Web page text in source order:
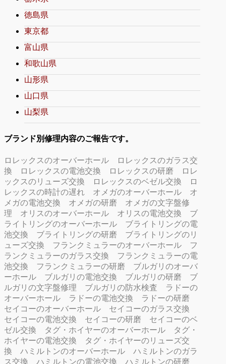
徳島県
東京都
富山県
和歌山県
山形県
山口県
山梨県
ブランド別修理内容のご報告です。
ロレックスのオーバーホール
ロレックスのガラス交
換
ロレックスの電池交換 ロレックスの研磨
ロレ
ックスのリューズ交換
ロレックスのベゼル交換
ロ
レックスの時計の遅れ
オメガのオーバーホール
オ
メガの電池交換
オメガの研磨
オメガの文字盤修
理
オリスのオーバーホール オリスの電池交換
ブ
ライトリングのオーバーホール
ブライトリングの電
池交換
ブライトリングの研磨
ブライトリングのリ
ューズ交換
フランクミュラーのオーバーホール
フ
ランクミュラーのガラス交換
フランクミュラーの電
池交換
フランクミュラーの研磨
ブルガリのオーバ
ーホール
ブルガリの電池交換 ブルガリの研磨
ブ
ルガリの文字盤修理
ブルガリの防水検査
ラドーの
オーバーホール
ラドーの電池交換
ラドーの研磨
セイコーのオーバーホール
セイコーのガラス交換
セイコーの電池交換
セイコーの研磨
セイコーのベ
ゼル交換
タグ・ホイヤーのオーバーホール
タグ・
ホイヤーの電池交換
タグ・ホイヤーのリューズ交
換
ハミルトンのオーバーホール
ハミルトンのガラ
ス交換
ハミルトンの電池交換
ハミルトンの研磨